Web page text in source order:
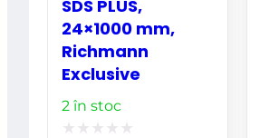
SDS PLUS,
24×1000 mm,
Richmann
Exclusive
2 în stoc